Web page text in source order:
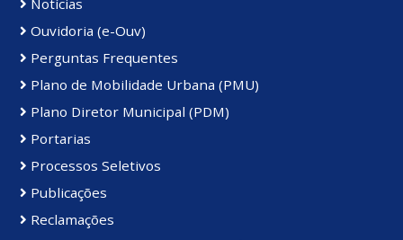
Ouvidoria (e-Ouv)
Perguntas Frequentes
Plano de Mobilidade Urbana (PMU)
Plano Diretor Municipal (PDM)
Portarias
Processos Seletivos
Publicações
Reclamações